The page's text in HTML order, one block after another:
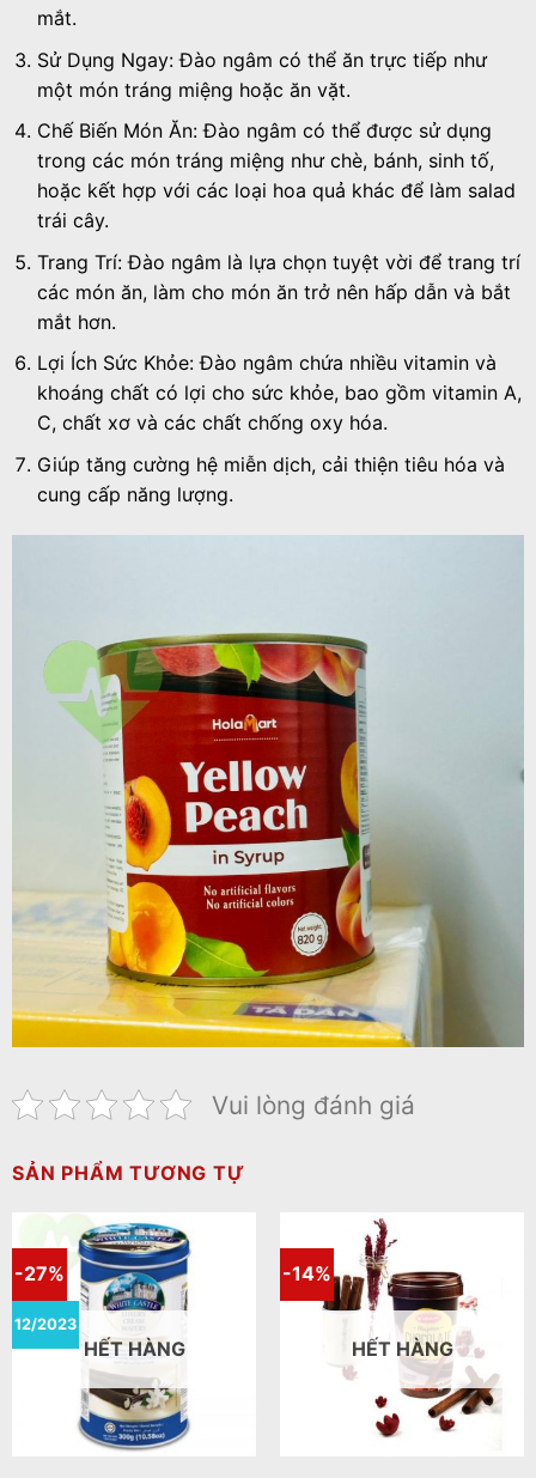
mắt.
Sử Dụng Ngay: Đào ngâm có thể ăn trực tiếp như
một món tráng miệng hoặc ăn vặt.
Chế Biến Món Ăn: Đào ngâm có thể được sử dụng
trong các món tráng miệng như chè, bánh, sinh tố,
hoặc kết hợp với các loại hoa quả khác để làm salad
trái cây.
Trang Trí: Đào ngâm là lựa chọn tuyệt vời để trang trí
các món ăn, làm cho món ăn trở nên hấp dẫn và bắt
mắt hơn.
Lợi Ích Sức Khỏe: Đào ngâm chứa nhiều vitamin và
khoáng chất có lợi cho sức khỏe, bao gồm vitamin A,
C, chất xơ và các chất chống oxy hóa.
Giúp tăng cường hệ miễn dịch, cải thiện tiêu hóa và
cung cấp năng lượng.
Vui lòng đánh giá
SẢN PHẨM TƯƠNG TỰ
-27%
12/2023
HẾT HÀNG
-14%
HẾT HÀNG